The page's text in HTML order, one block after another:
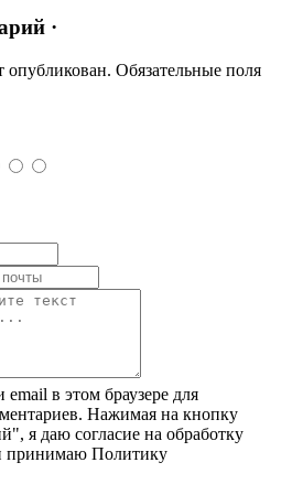
·
опубликован. Обязательные поля
в этом браузере для
Нажимая на кнопку
я даю согласие на обработку
принимаю Политику